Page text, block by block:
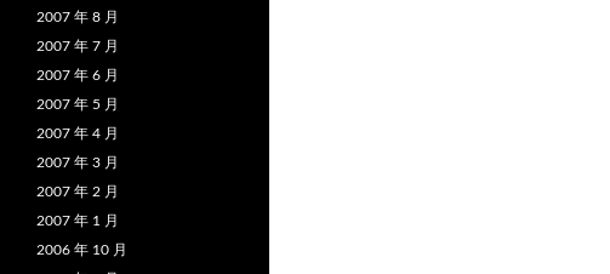
2007 年 8 月
2007 年 7 月
2007 年 6 月
2007 年 5 月
2007 年 4 月
2007 年 3 月
2007 年 2 月
2007 年 1 月
2006 年 10 月